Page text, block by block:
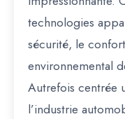
technologies
sécurité, le
environnemental
Autrefois centrée
l’industrie